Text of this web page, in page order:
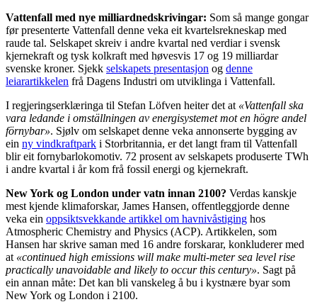
Vattenfall med nye milliardnedskrivingar: Som så mange gongar
før presenterte Vattenfall denne veka eit kvartelsrekneskap med
raude tal. Selskapet skreiv i andre kvartal ned verdiar i svensk
kjernekraft og tysk kolkraft med høvesvis 17 og 19 milliardar
svenske kroner. Sjekk selskapets presentasjon og denne
leiarartikkelen frå Dagens Industri om utviklinga i Vattenfall.
I regjeringserklæringa til Stefan Löfven heiter det at «Vattenfall ska
vara ledande i omställningen av energisystemet mot en högre andel
förnybar». Sjølv om selskapet denne veka annonserte bygging av
ein ny vindkraftpark i Storbritannia, er det langt fram til Vattenfall
blir eit fornybarlokomotiv. 72 prosent av selskapets produserte TWh
i andre kvartal i år kom frå fossil energi og kjernekraft.
New York og London under vatn innan 2100? Verdas kanskje
mest kjende klimaforskar, James Hansen, offentleggjorde denne
veka ein oppsiktsvekkande artikkel om havnivåstiging hos
Atmospheric Chemistry and Physics (ACP). Artikkelen, som
Hansen har skrive saman med 16 andre forskarar, konkluderer med
at «continued high emissions will make multi-meter sea level rise
practically unavoidable and likely to occur this century». Sagt på
ein annan måte: Det kan bli vanskeleg å bu i kystnære byar som
New York og London i 2100.